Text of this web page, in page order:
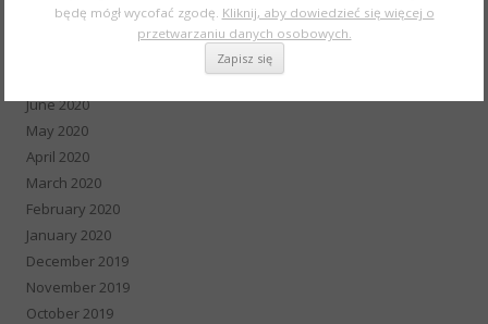
September 2020
June 2020
May 2020
April 2020
March 2020
February 2020
January 2020
December 2019
November 2019
October 2019
będę mógł wycofać zgodę. Kliknij, aby dowiedzieć się więcej o
przetwarzaniu danych osobowych.